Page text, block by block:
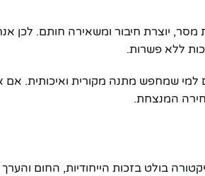
יוצרת חיבור ומשאירה חותם. לכן
ללא פשרות.
שמחפש מתנה מקורית ואיכותית. אם
המנצחת.
בולט בזכות הייחודיות, החום